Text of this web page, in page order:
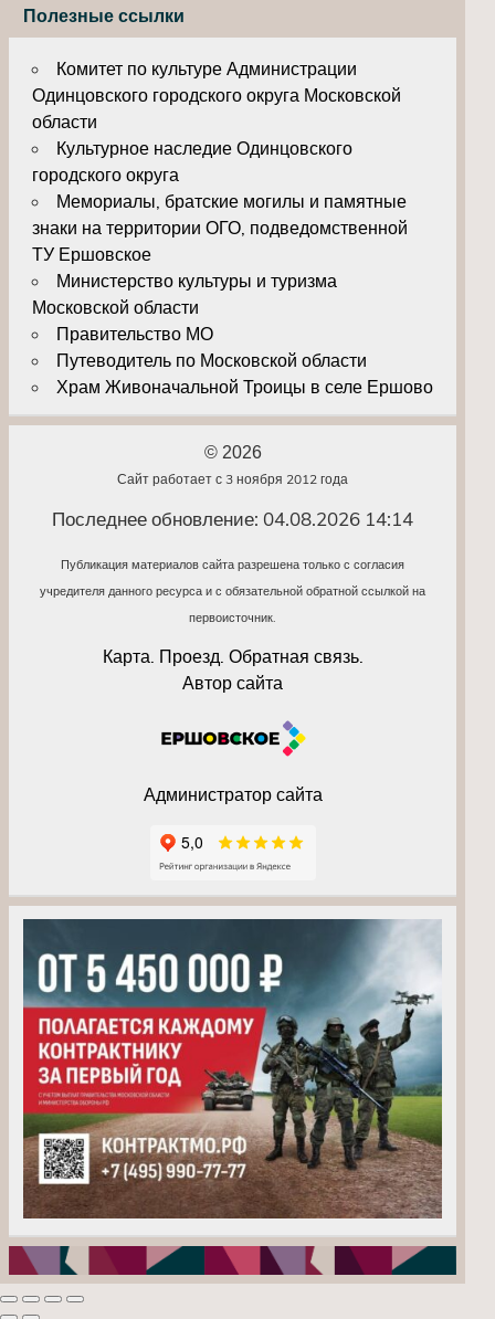
Полезные ссылки
Комитет по культуре Администрации
Одинцовского городского округа Московской
области
Культурное наследие Одинцовского
городского округа
Мемориалы, братские могилы и памятные
знаки на территории ОГО, подведомственной
ТУ Ершовское
Министерство культуры и туризма
Московской области
Правительство МО
Путеводитель по Московской области
Храм Живоначальной Троицы в селе Ершово
© 2026
Сайт работает с 3 ноября 2012 года
Последнее обновление: 04.08.2026 14:14
Публикация материалов сайта разрешена только с согласия
учредителя данного ресурса и с обязательной обратной ссылкой на
первоисточник.
Карта. Проезд. Обратная связь.
Автор сайта
Администратор сайта